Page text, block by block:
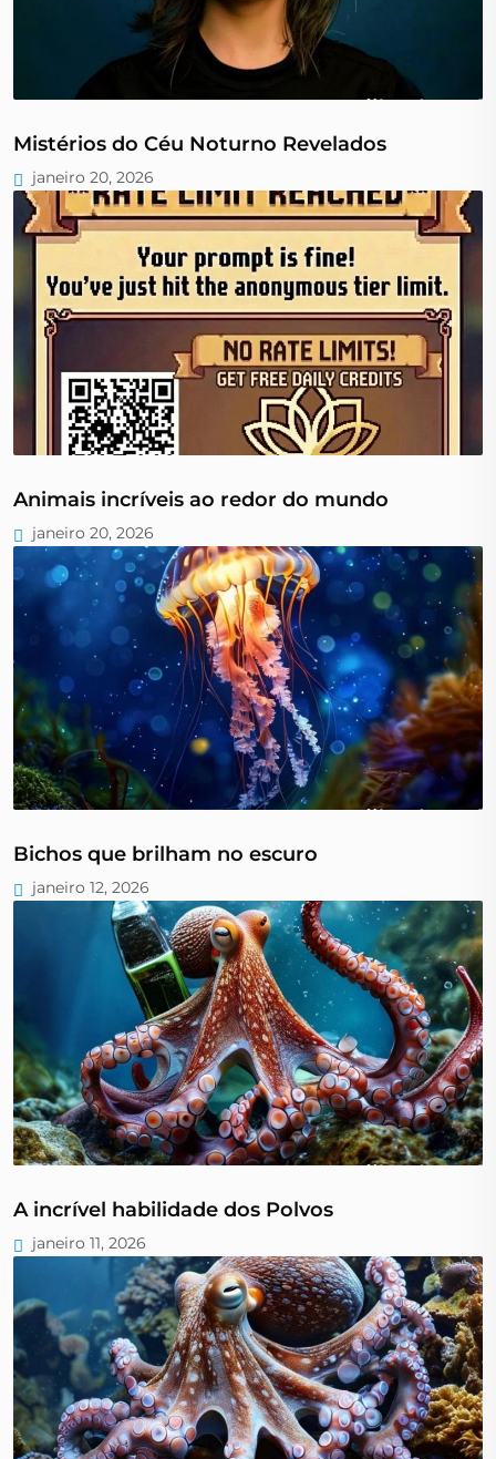
Mistérios do Céu Noturno Revelados
janeiro 20, 2026
Animais incríveis ao redor do mundo
janeiro 20, 2026
Bichos que brilham no escuro
janeiro 12, 2026
A incrível habilidade dos Polvos
janeiro 11, 2026